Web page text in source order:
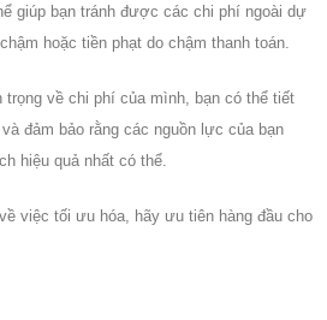
giúp bạn tránh được các chi phí ngoài dự
hoặc tiền phạt do chậm thanh toán.
trọng về chi phí của mình, bạn có thể tiết
đảm bảo rằng các nguồn lực của bạn
hiệu quả nhất có thể.
việc tối ưu hóa, hãy ưu tiên hàng đầu cho